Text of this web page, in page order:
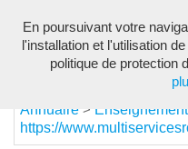
Annuaire >
https://
En poursuivant votre
l'installation et l'utilisation
politique de protection